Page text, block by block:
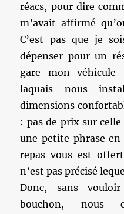
réacs, pour dire
m’avait affirmé
C’est pas que je
dépenser pour un
gare mon véhicule
laquais nous
dimensions
: pas de prix sur
une petite phrase
repas vous est
n’est pas précisé
Donc, sans
bouchon, nous